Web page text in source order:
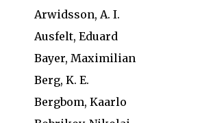
Arwidsson, A. I.
Ausfelt, Eduard
Bayer, Maximilian
Berg, K. E.
Bergbom, Kaarlo